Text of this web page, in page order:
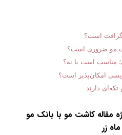
گرافت است؟
مو ضروری است؟
امکان‌پذیر است؟
دارند
مقاله کاشت مو با بانک مو
زر